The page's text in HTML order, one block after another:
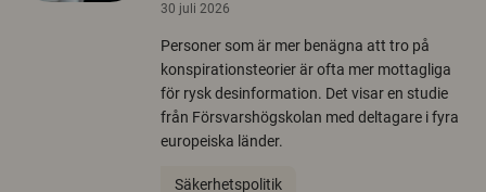
30 juli 2026
Personer som är mer benägna att tro på
konspirationsteorier är ofta mer mottagliga
för rysk desinformation. Det visar en studie
från Försvarshögskolan med deltagare i fyra
europeiska länder.
Säkerhetspolitik